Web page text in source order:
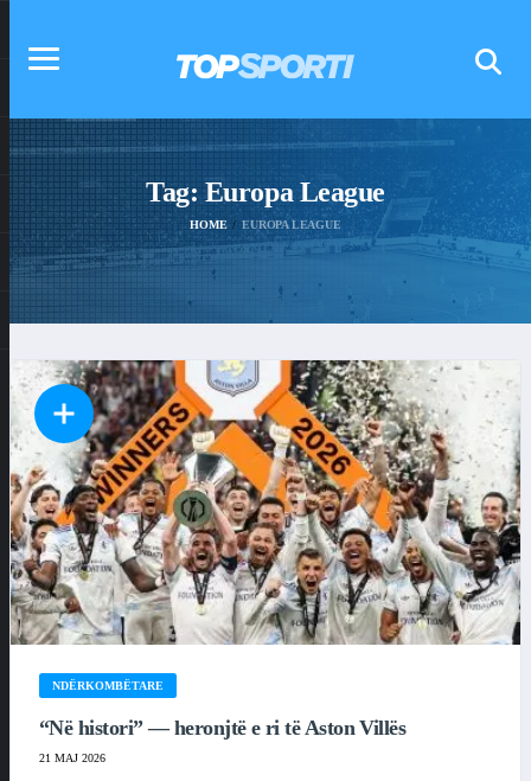
Tag:Europa League
HOME EUROPA LEAGUE
NDËRKOMBËTARE
“Në histori” — heronjtë e ri të Aston Villës
21 MAJ 2026